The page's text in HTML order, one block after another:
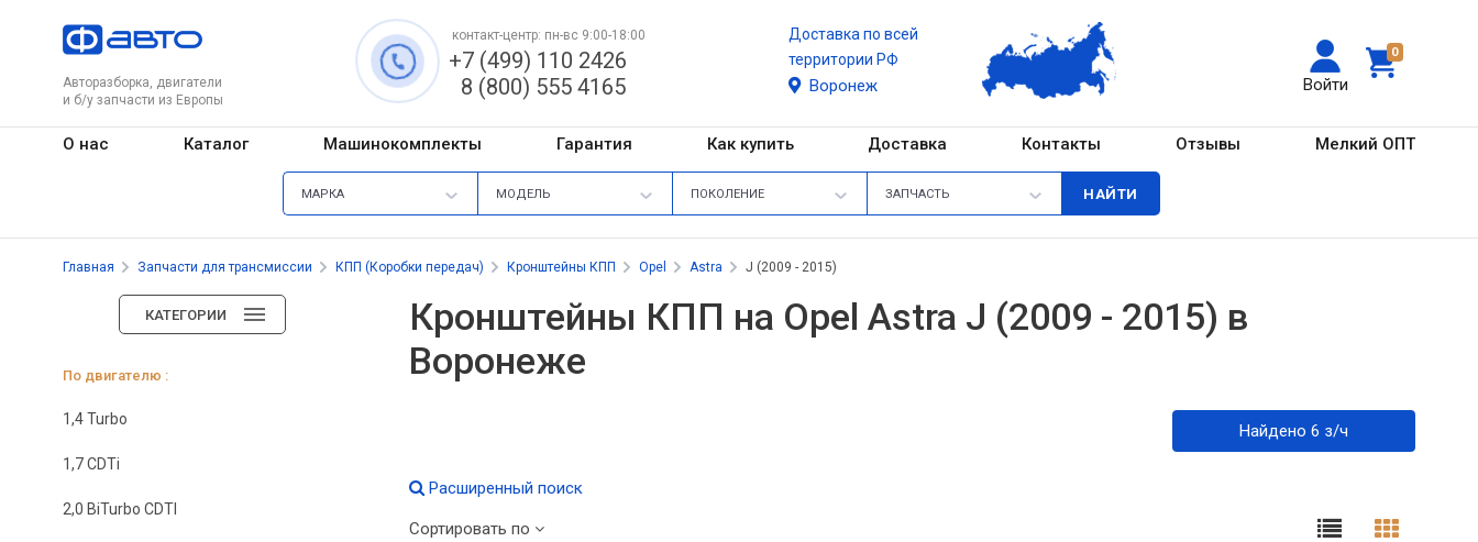
Авторазборка, двигатели
и б/у запчасти из Европы
0
Войти
контакт-центр: пн-вс 9:00-18:00
+7 (499) 110 2426
8 (800) 555 4165
Доставка по всей
территории РФ
Воронеж
О нас Каталог Машинокомплекты Гарантия Как купить Доставка Контакты Отзывы Мелкий ОПТ
МАРКА МОДЕЛЬ ПОКОЛЕНИЕ ЗАПЧАСТЬ
Главная Запчасти для трансмиссии КПП (Коробки передач) Кронштейны КПП Opel Astra J (2009 - 2015)
КАТЕГОРИИ
По двигателю :
1,4 Turbo
1,7 CDTi
2,0 BiTurbo CDTI
Кронштейны КПП на Opel Astra J (2009 - 2015) в
Воронеже
Найдено 6 з/ч
Расширенный поиск
Сортировать по